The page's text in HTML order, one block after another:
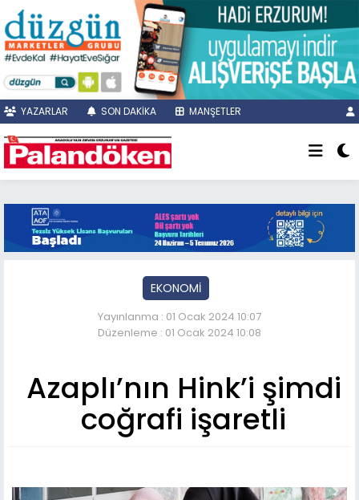
YAZARLAR SON DAKİKA MANŞETLER
EKONOMİ
Yayınlanma : 01 Ocak 2024 10:07
Düzenleme : 01 Ocak 2024 10:08
Azaplı’nın Hink’i şimdi
coğrafi işaretli